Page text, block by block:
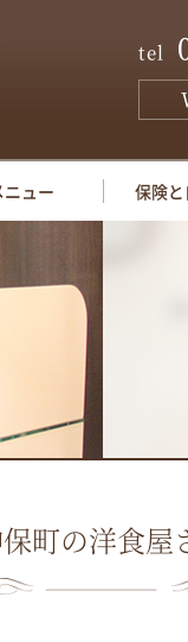
tel
ュー 保険
町の洋食屋